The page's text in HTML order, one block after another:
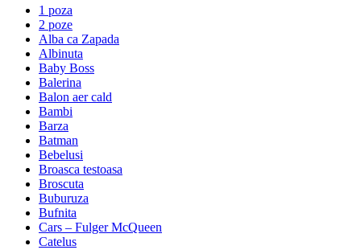
1 poza
2 poze
Alba ca Zapada
Albinuta
Baby Boss
Balerina
Balon aer cald
Bambi
Barza
Batman
Bebelusi
Broasca testoasa
Broscuta
Buburuza
Bufnita
Cars – Fulger McQueen
Catelus